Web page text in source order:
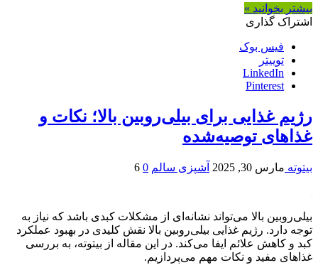
بیشتر بخوانید »
اشتراک گذاری
فیس بوک
توییتر
LinkedIn
Pinterest
رژیم غذایی برای بیلی‌روبین بالا؛ نکات و
غذاهای توصیه‌شده
بیتوته مارس 30, 2025 آشپزی سالم 0
6
بیلی‌روبین بالا می‌تواند نشانه‌ای از مشکلات کبدی باشد که نیاز به
توجه دارد. رژیم غذایی بیلی‌روبین بالا نقش کلیدی در بهبود عملکرد
کبد و کاهش علائم ایفا می‌کند. در این مقاله از بیتوته، به بررسی
غذاهای مفید و نکات مهم می‌پردازیم.